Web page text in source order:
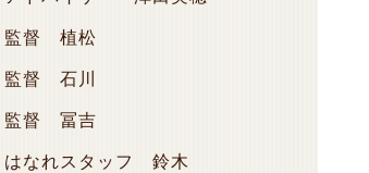
監督 植松
監督 石川
監督 冨吉
はなれスタッフ 鈴木